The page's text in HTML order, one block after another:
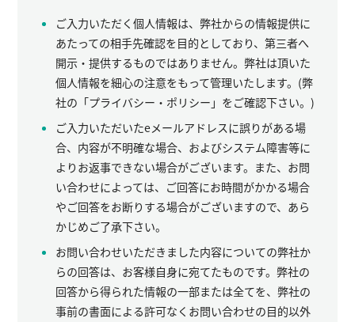
ご入力いただく個人情報は、弊社からの情報提供に
あたっての相手先確認を目的としており、第三者へ
開示・提供するものではありません。弊社は頂いた
個人情報を細心の注意をもって管理いたします。(弊
社の「プライバシー・ポリシー」をご確認下さい。)
ご入力いただいたeメールアドレスに誤りがある場
合、内容が不明確な場合、およびシステム障害等に
よりお返事できない場合がございます。また、お問
い合わせによっては、ご回答にお時間がかかる場合
やご回答をお断りする場合がございますので、あら
かじめご了承下さい。
お問い合わせいただきました内容についての弊社か
らの回答は、お客様自身に宛てたものです。弊社の
回答から得られた情報の一部または全てを、弊社の
事前の書面による許可なくお問い合わせの目的以外